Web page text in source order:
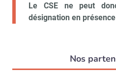
Le CSE ne peut
désignation en
Nos